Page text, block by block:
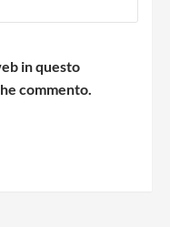
in questo
commento.